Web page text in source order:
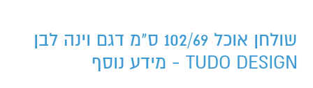
שולחן אוכל 102/69 ס"מ דגם וינה לבן
TUDO DESIGN - מידע נוסף